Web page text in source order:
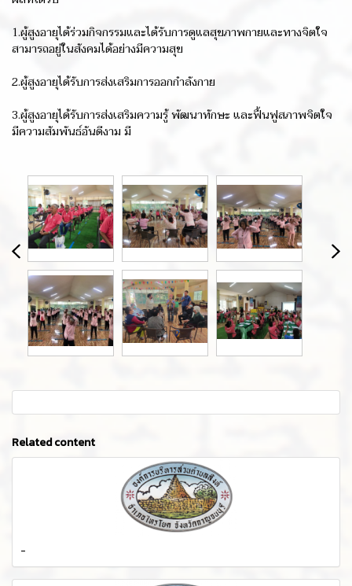
1.ผู้สูงอายุได้ร่วมกิจกรรมและได้รับการดูแลสุขภาพกายและทางจิตใจ
สามารถอยู่ในสังคมได้อย่างมีความสุข
2.ผู้สูงอายุได้รับการส่งเสริมการออกกำลังกาย
3.ผู้สูงอายุได้รับการส่งเสริมความรู้ พัฒนาทักษะ และฟื้นฟูสภาพจิตใจ
มีความสัมพันธ์อันดีงาม มี
Related content
-